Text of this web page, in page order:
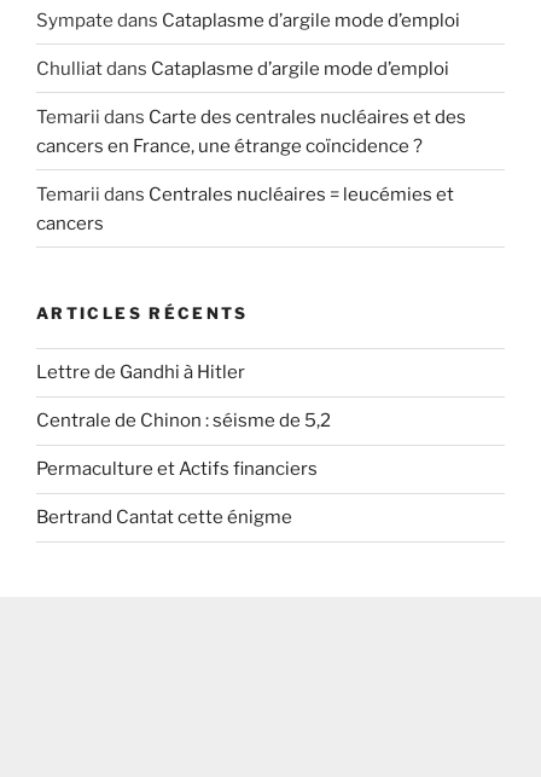
Sympate dans Cataplasme d’argile mode d’emploi
Chulliatdans Cataplasme d’argile mode d’emploi
Temarii dans Carte des centrales nucléaires et des
cancers en France, une étrange coïncidence ?
Temarii dans Centrales nucléaires = leucémies et
cancers
ARTICLES RÉCENTS
Lettre de Gandhi à Hitler
Centrale de Chinon : séisme de 5,2
Permaculture et Actifs financiers
Bertrand Cantat cette énigme